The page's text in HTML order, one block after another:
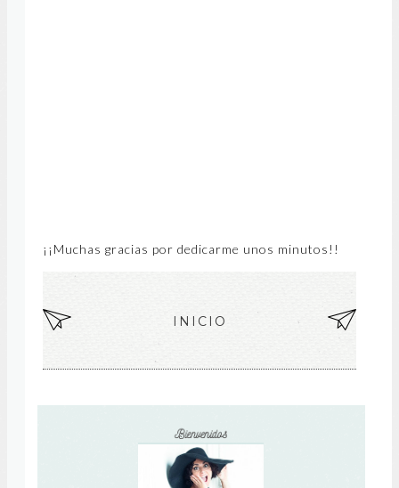
¡¡Muchas gracias por dedicarme unos minutos!!
EN EN
INICIO